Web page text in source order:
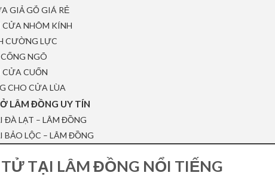
GIẢ GỖ GIÁ RẺ
CỬA NHÔM KÍNH
CƯỜNG LỰC
NGÕ
CỬA CUỐN
CHO CỬA LÙA
LÂM ĐỒNG UY TÍN
ĐÀ LẠT – LÂM ĐỒNG
LỘC – LÂM ĐỒNG
TẠI LÂM ĐỒNG NỔI TIẾNG